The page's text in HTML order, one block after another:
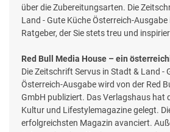
über die Zubereitungsarten. Die
Land - Gute Küche Österreich-
Ratgeber, der Sie stets treu und
Red Bull Media House – ein
Die Zeitschrift Servus in Stadt & Land -
Österreich-Ausgabe wird von der Red
GmbH publiziert. Das Verlagshaus hat
Kultur und Lifestylemagazine gelegt.
erfolgreichsten Magazin avanciert.